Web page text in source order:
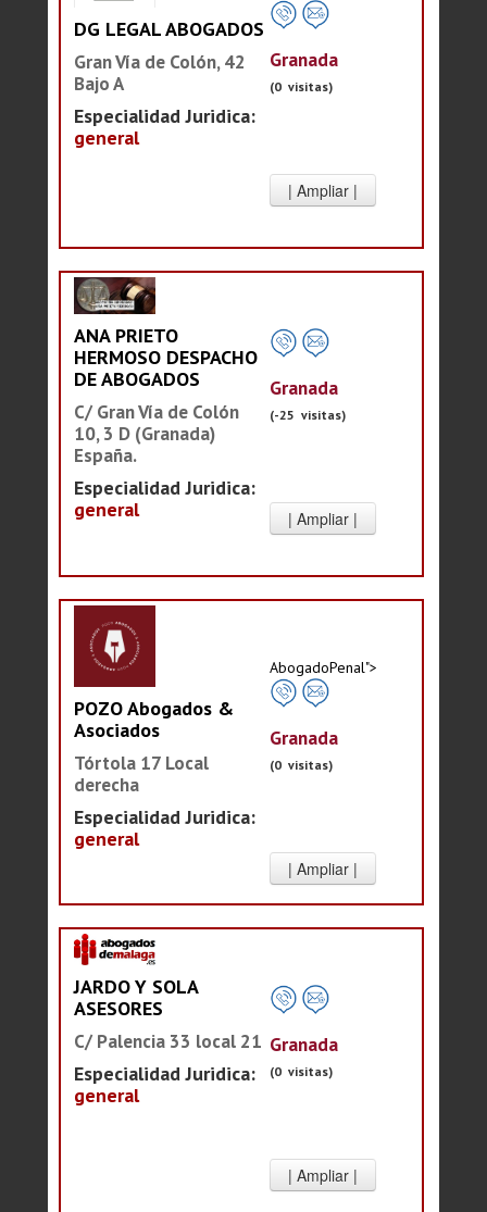
DG LEGAL ABOGADOS
Gran Vía de Colón, 42
Bajo A
Especialidad Juridica:
general
Granada
(0 visitas)
ANA PRIETO
HERMOSO DESPACHO
DE ABOGADOS
C/ Gran Vía de Colón
10, 3 D (Granada)
España.
Especialidad Juridica:
general
Granada
(-25 visitas)
POZO Abogados &
Asociados
Tórtola 17 Local
derecha
Especialidad Juridica:
general
AbogadoPenal">
Granada
(0 visitas)
JARDO Y SOLA
ASESORES
C/ Palencia 33 local 21
Especialidad Juridica:
general
Granada
(0 visitas)